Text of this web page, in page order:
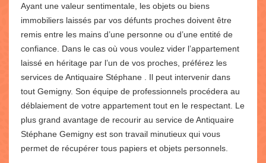
Ayant une valeur sentimentale, les objets ou biens
immobiliers laissés par vos défunts proches doivent être
remis entre les mains d’une personne ou d’une entité de
confiance. Dans le cas où vous voulez vider l’appartement
laissé en héritage par l’un de vos proches, préférez les
services de Antiquaire Stéphane . Il peut intervenir dans
tout Gemigny. Son équipe de professionnels procédera au
déblaiement de votre appartement tout en le respectant. Le
plus grand avantage de recourir au service de Antiquaire
Stéphane Gemigny est son travail minutieux qui vous
permet de récupérer tous papiers et objets personnels.